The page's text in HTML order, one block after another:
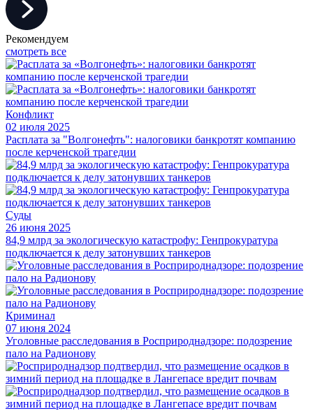
Рекомендуем
смотреть все
Конфликт
02 июля 2025
Расплата за "Волгонефть": налоговики банкротят компанию
после керченской трагедии
Суды
26 июня 2025
84,9 млрд за экологическую катастрофу: Генпрокуратура
подключается к делу затонувших танкеров
Криминал
07 июня 2024
Уголовные расследования в Росприроднадзоре: подозрение
пало на Радионову